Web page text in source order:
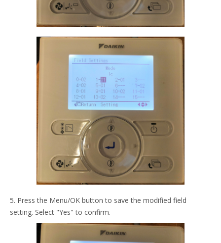
5. Press the Menu/OK button to save the modified field
setting. Select "Yes" to confirm.